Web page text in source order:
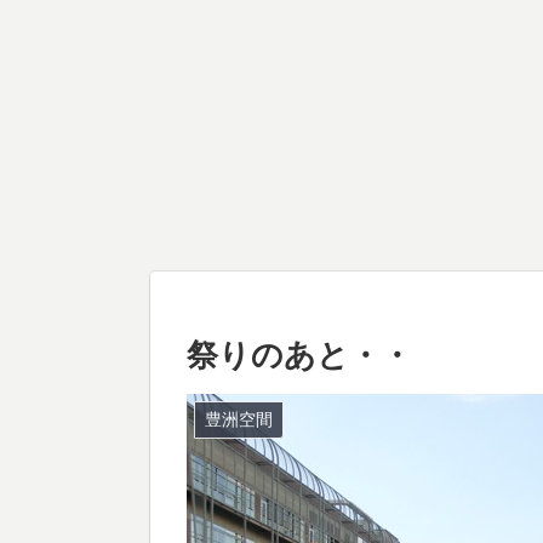
祭りのあと・・
豊洲空間